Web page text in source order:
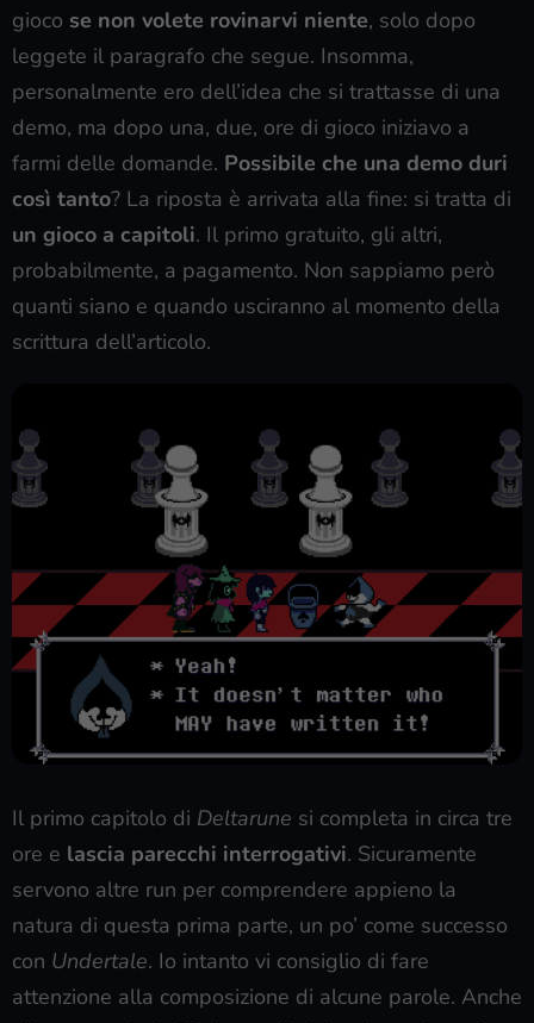
gioco se non volete rovinarvi niente, solo dopo
leggete il paragrafo che segue. Insomma,
personalmente ero dell’idea che si trattasse di una
demo, ma dopo una, due, ore di gioco iniziavo a
farmi delle domande. Possibile che una demo duri
così tanto? La riposta è arrivata alla fine: si tratta di
un gioco a capitoli. Il primo gratuito, gli altri,
probabilmente, a pagamento. Non sappiamo però
quanti siano e quando usciranno al momento della
scrittura dell’articolo.
Il primo capitolo di Deltarune si completa in circa tre
ore e lascia parecchi interrogativi. Sicuramente
servono altre run per comprendere appieno la
natura di questa prima parte, un po’ come successo
con Undertale. Io intanto vi consiglio di fare
attenzione alla composizione di alcune parole. Anche